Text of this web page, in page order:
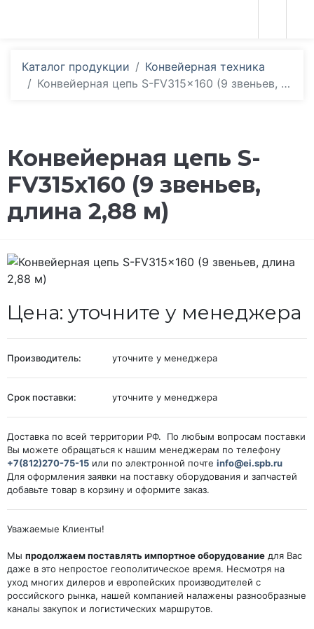
Каталог продукции
Конвейерная техника
Конвейерная цепь S-FV315x160 (9 звеньев, длина 2,88 м)
Конвейерная цепь S-
FV315x160 (9 звеньев,
длина 2,88 м)
Цена: уточните у менеджера
Производитель: уточните у менеджера
Срок поставки: уточните у менеджера
Доставка по всей территории РФ. По любым вопросам поставки
Вы можете обращаться к нашим менеджерам по телефону
+7(812)270-75-15 или по электронной почте info@ei.spb.ru
Для оформления заявки на поставку оборудования и запчастей
добавьте товар в корзину и оформите заказ.
Уважаемые Клиенты!
Мы продолжаем поставлять импортное оборудование для Вас
даже в это непростое геополитическое время. Несмотря на
уход многих дилеров и европейских производителей с
российского рынка, нашей компанией налажены разнообразные
каналы закупок и логистических маршрутов.